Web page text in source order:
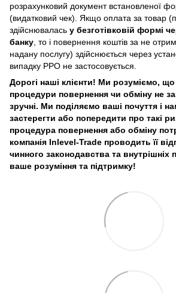
розрахунковий документ встановленої
(видатковий чек). Якщо оплата за товар
здійснювалась у безготівковій формі
банку, то і повернення коштів за не
надану послугу) здійснюється через
випадку РРО не застосовується.
Дорогі наші клієнти! Ми розуміємо, що
процедури повернення чи обміну не
зручні. Ми поділяємо ваші почуття і
застерегти або попередити про такі
процедура повернення або обміну
компанія Inlevel-Trade проводить її
чинного законодавства та внутрішніх
ваше розуміння та підтримку!